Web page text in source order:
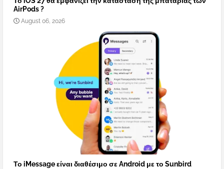
AirPods ?
August 06, 2026
Το iMessage είναι διαθέσιμο σε Android με το Sunbird